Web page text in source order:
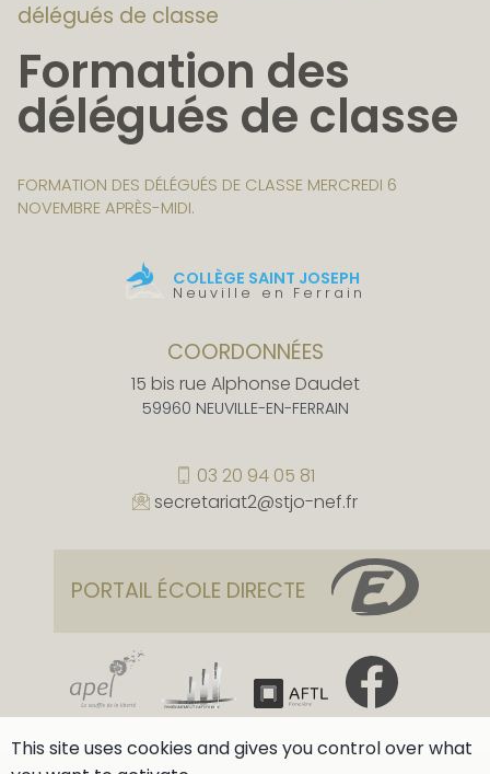
délégués de classe
Formation des
délégués de classe
FORMATION DES DÉLÉGUÉS DE CLASSE MERCREDI 6
NOVEMBRE APRÈS-MIDI.
COLLÈGE SAINT JOSEPH
Neuville en Ferrain
COORDONNÉES
15 bis rue Alphonse Daudet
59960 NEUVILLE-EN-FERRAIN
03 20 94 05 81
secretariat2@stjo-nef.fr
PORTAIL ÉCOLE DIRECTE
This site uses cookies and gives you control over what